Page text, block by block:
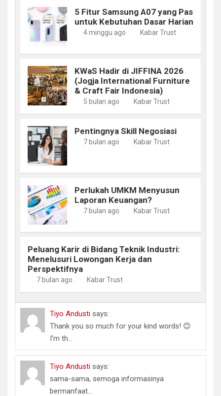
5 Fitur Samsung A07 yang Pas
untuk Kebutuhan Dasar Harian
4 minggu ago Kabar Trust
KWaS Hadir di JIFFINA 2026
(Jogja International Furniture
& Craft Fair Indonesia)
5 bulan ago Kabar Trust
Pentingnya Skill Negosiasi
7 bulan ago Kabar Trust
Perlukah UMKM Menyusun
Laporan Keuangan?
7 bulan ago Kabar Trust
Peluang Karir di Bidang Teknik Industri:
Menelusuri Lowongan Kerja dan
Perspektifnya
7 bulan ago Kabar Trust
Tiyo Andusti says:
Thank you so much for your kind words! 😊
I'm th...
Tiyo Andusti says:
sama-sama, semoga informasinya
bermanfaat...